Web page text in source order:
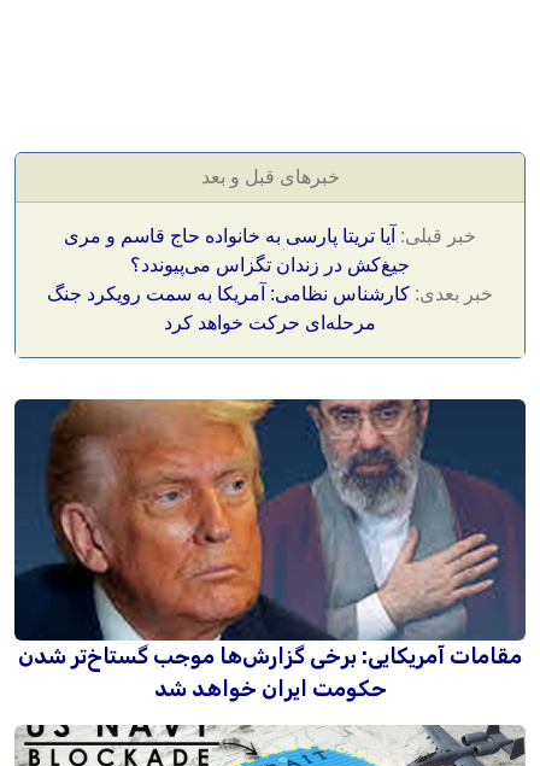
خبرهای قبل و بعد
خبر قبلی: آیا تریتا پارسی به خانواده حاج قاسم و مری
جیغ‌کش در زندان تگزاس می‌پیوندد؟
خبر بعدی: کارشناس نظامی: آمریکا به سمت رویکرد جنگ
مرحله‌ای حرکت خواهد کرد
مقامات آمریکایی: برخی گزارش‌ها موجب گستاخ‌تر شدن
حکومت ایران خواهد شد